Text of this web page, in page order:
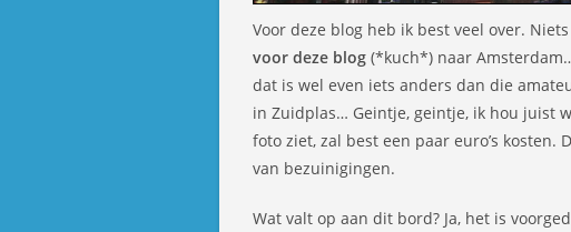
Voor deze blog heb ik best veel over.
voor deze blog (*kuch*) naar
dat is wel even iets anders dan die
in Zuidplas… Geintje, geintje, ik hou juist
foto ziet, zal best een paar euro’s
van bezuinigingen.
Wat valt op aan dit bord? Ja, het is